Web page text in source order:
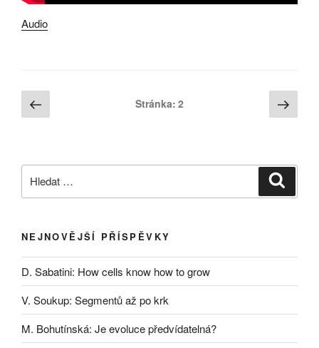
Audio
Stránkování
příspěvků
Předchozí
stránka
Stránka:2 Další
NEJNOVĚJŠÍ PŘÍSPĚVKY
D. Sabatini: How cells know how to grow
V. Soukup: Segmentů až po krk
M. Bohutínská: Je evoluce předvídatelná?